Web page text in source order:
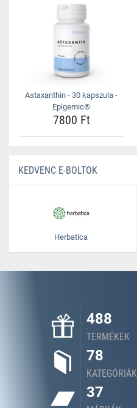
Astaxanthin - 30 kapszula -
Epigemic®
7800 Ft
KEDVENC E-BOLTOK
Herbatica
488
TERMÉKEK
78
KATEGÓRIÁK
37